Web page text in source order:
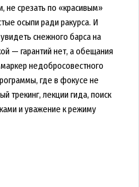
не срезать по «красивым»
осыпи ради ракурса. И
снежного барса на
— гарантий нет, а обещания
недобросовестного
где в фокусе не
трекинг, лекции гида, поиск
и уважение к режиму